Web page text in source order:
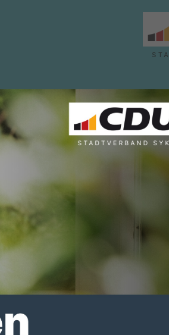
ABGEORDNETE LINKS
20.02.2023, 16:19 Uhr